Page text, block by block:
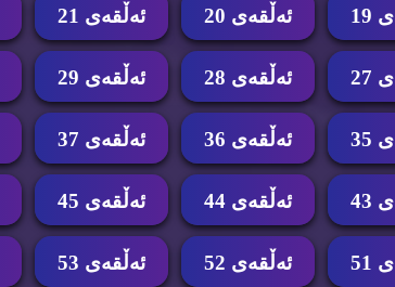
ئه‌ڵقه‌ی 20 ئه‌ڵقه‌ی 21
ئه‌ڵقه‌ی 28 ئه‌ڵقه‌ی 29
ئه‌ڵقه‌ی 36 ئه‌ڵقه‌ی 37
ئه‌ڵقه‌ی 44 ئه‌ڵقه‌ی 45
ئه‌ڵقه‌ی 52 ئه‌ڵقه‌ی 53